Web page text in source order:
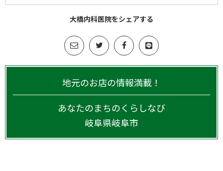
大橋内科医院をシェアする
地元のお店の情報満載！
あなたのまちのくらしなび
岐阜県岐阜市